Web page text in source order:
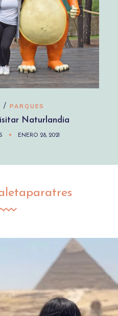
/ PARQUES
Naturlandia
ENERO 28, 2021